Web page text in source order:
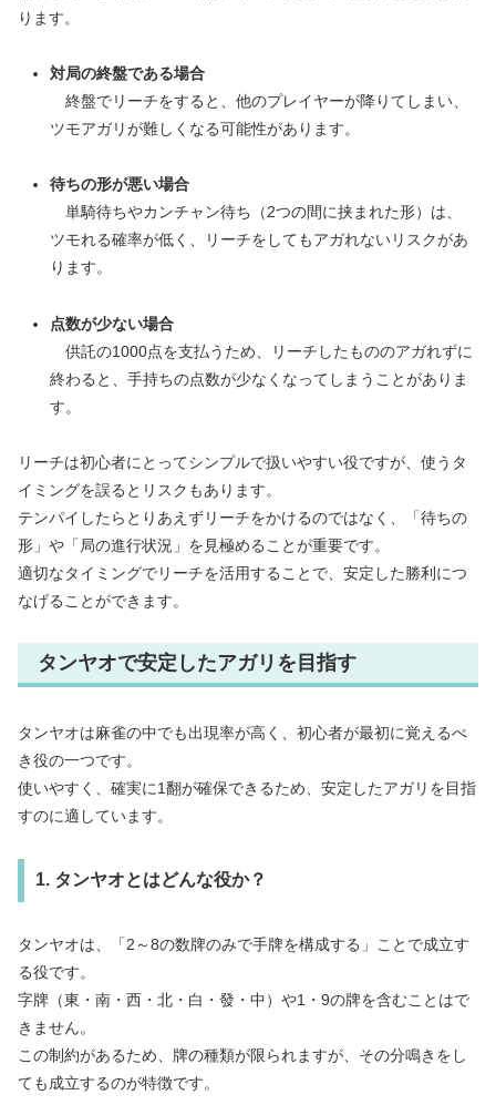
ります。
対局の終盤である場合
終盤でリーチをすると、他のプレイヤーが降りてしまい、
ツモアガリが難しくなる可能性があります。
待ちの形が悪い場合
単騎待ちやカンチャン待ち（2つの間に挟まれた形）は、
ツモれる確率が低く、リーチをしてもアガれないリスクがあ
ります。
点数が少ない場合
供託の1000点を支払うため、リーチしたもののアガれずに
終わると、手持ちの点数が少なくなってしまうことがありま
す。
リーチは初心者にとってシンプルで扱いやすい役ですが、使うタ
イミングを誤るとリスクもあります。
テンパイしたらとりあえずリーチをかけるのではなく、「待ちの
形」や「局の進行状況」を見極めることが重要です。
適切なタイミングでリーチを活用することで、安定した勝利につ
なげることができます。
タンヤオで安定したアガリを目指す
タンヤオは麻雀の中でも出現率が高く、初心者が最初に覚えるべ
き役の一つです。
使いやすく、確実に1翻が確保できるため、安定したアガリを目指
すのに適しています。
1. タンヤオとはどんな役か？
タンヤオは、「2～8の数牌のみで手牌を構成する」ことで成立す
る役です。
字牌（東・南・西・北・白・發・中）や1・9の牌を含むことはで
きません。
この制約があるため、牌の種類が限られますが、その分鳴きをし
ても成立するのが特徴です。